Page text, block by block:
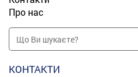
Про нас
КОНТАКТИ